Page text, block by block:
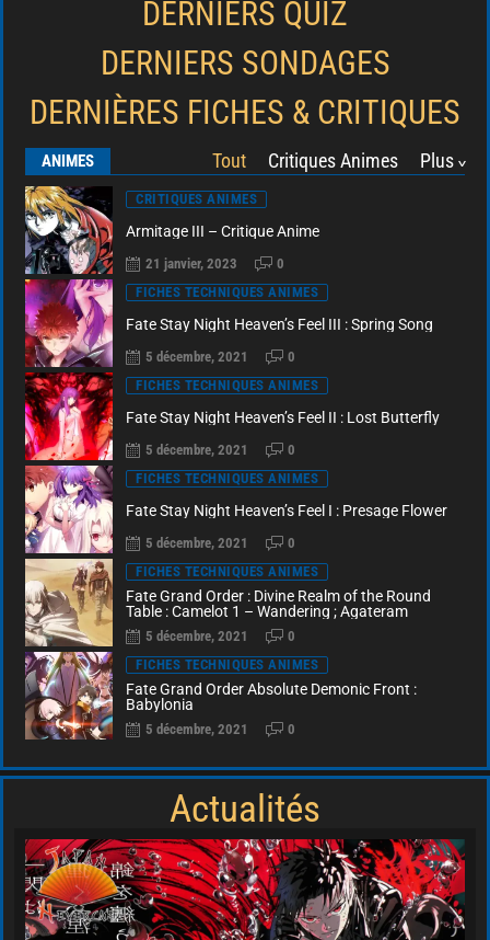
DERNIERS QUIZ
DERNIERS SONDAGES
DERNIÈRES FICHES & CRITIQUES
ANIMES Tout Critiques Animes Plus>
CRITIQUES ANIMES
Armitage III – Critique Anime
21 janvier, 2023
0
FICHES TECHNIQUES ANIMES
Fate Stay Night Heaven’s Feel III : Spring Song
5 décembre, 2021
0
FICHES TECHNIQUES ANIMES
Fate Stay Night Heaven’s Feel II : Lost Butterfly
5 décembre, 2021
0
FICHES TECHNIQUES ANIMES
Fate Stay Night Heaven’s Feel I : Presage Flower
5 décembre, 2021
0
FICHES TECHNIQUES ANIMES
Fate Grand Order : Divine Realm of the Round
Table : Camelot 1 – Wandering ; Agateram
5 décembre, 2021
0
FICHES TECHNIQUES ANIMES
Fate Grand Order Absolute Demonic Front :
Babylonia
5 décembre, 2021 0
Actualités